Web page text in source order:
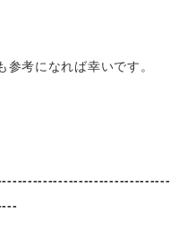
考になれば幸いです。